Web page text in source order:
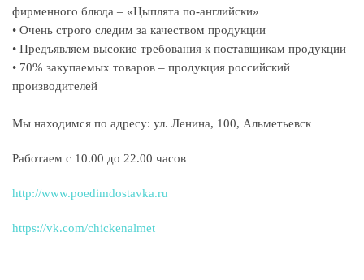
фирменного блюда – «Цыплята по-английски»
• Очень строго следим за качеством продукции
• Предъявляем высокие требования к поставщикам продукции
• 70% закупаемых товаров – продукция российский
производителей
Мы находимся по адресу: ул. Ленина, 100, Альметьевск
Работаем с 10.00 до 22.00 часов
http://www.poedimdostavka.ru
https://vk.com/chickenalmet